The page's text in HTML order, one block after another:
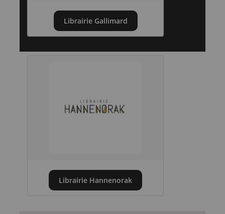
Librairie Gallimard
Librairie Hannenorak